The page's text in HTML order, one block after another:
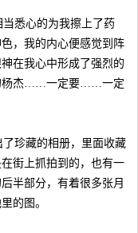
悉心的为我擦上了药
，我的内心便感觉到阵
在我心中形成了强烈的
杨杰……一定要……一定
珍藏的相册，里面收藏
街上抓拍到的，也有一
半部分，有着很多张月
的图。